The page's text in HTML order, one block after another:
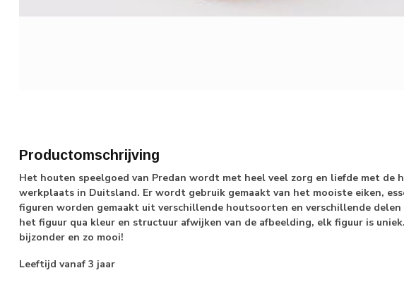
Productomschrijving
Het houten speelgoed van Predan wordt met heel veel zorg en liefde met de
werkplaats in Duitsland. Er wordt gebruik gemaakt van het mooiste eiken,
figuren worden gemaakt uit verschillende houtsoorten en verschillende delen
het figuur qua kleur en structuur afwijken van de afbeelding, elk figuur is
bijzonder en zo mooi!
Leeftijd vanaf 3 jaar